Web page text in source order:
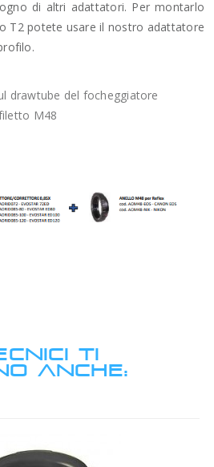
di altri adattatori. Per montarlo
T2 potete usare il nostro adattatore
drawtube del focheggiatore
M48
TI
ANCHE: